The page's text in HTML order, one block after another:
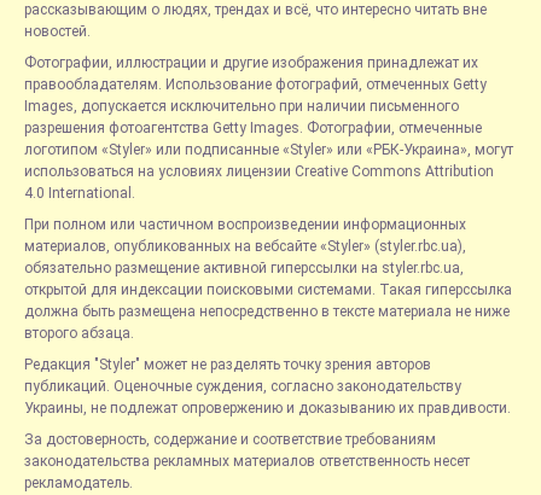
рассказывающим о людях, трендах и всё, что интересно читать вне
новостей.
Фотографии, иллюстрации и другие изображения принадлежат их
правообладателям. Использование фотографий, отмеченных Getty
Images, допускается исключительно при наличии письменного
разрешения фотоагентства Getty Images. Фотографии, отмеченные
логотипом «Styler» или подписанные «Styler» или «РБК-Украина», могут
использоваться на условиях лицензии Creative Commons Attribution
4.0 International.
При полном или частичном воспроизведении информационных
материалов, опубликованных на вебсайте «Styler» (styler.rbc.ua),
обязательно размещение активной гиперссылки на styler.rbc.ua,
открытой для индексации поисковыми системами. Такая гиперссылка
должна быть размещена непосредственно в тексте материала не ниже
второго абзаца.
Редакция "Styler" может не разделять точку зрения авторов
публикаций. Оценочные суждения, согласно законодательству
Украины, не подлежат опровержению и доказыванию их правдивости.
За достоверность, содержание и соответствие требованиям
законодательства рекламных материалов ответственность несет
рекламодатель.